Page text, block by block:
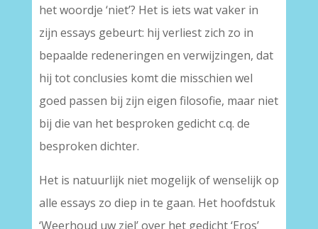
het woordje ‘niet’? Het is iets wat vaker in
zijn essays gebeurt: hij verliest zich zo in
bepaalde redeneringen en verwijzingen, dat
hij tot conclusies komt die misschien wel
goed passen bij zijn eigen filosofie, maar niet
bij die van het besproken gedicht c.q. de
besproken dichter.
Het is natuurlijk niet mogelijk of wenselijk op
alle essays zo diep in te gaan. Het hoofdstuk
‘Weerhoud uw ziel’ over het gedicht ‘Eros’